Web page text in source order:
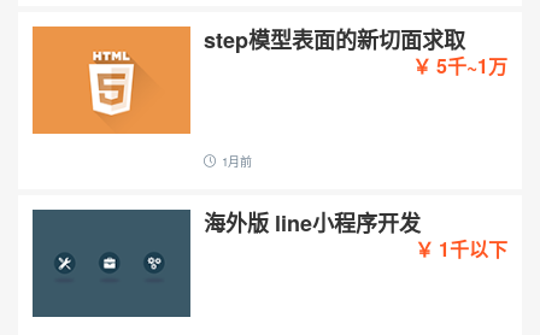
step模型表面的新切面求取
￥ 5千~1万
1月前
海外版 line小程序开发
￥ 1千以下